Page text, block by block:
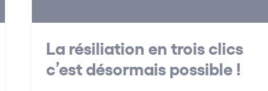
La résiliation en trois clics
c’est désormais possible !